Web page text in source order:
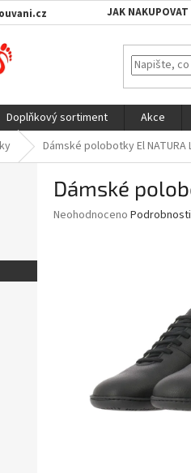
JAK NAKUPOVAT
Doplňkový sortiment Akce
Dámské polobotky El NATURA
Dámské
Průměrné
Neohodnoceno